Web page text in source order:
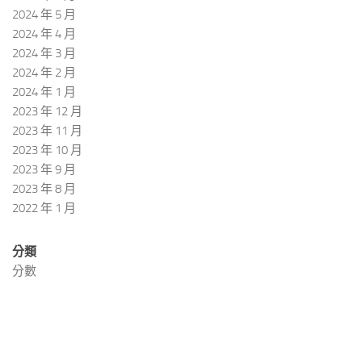
2024 年 5 月
2024 年 4 月
2024 年 3 月
2024 年 2 月
2024 年 1 月
2023 年 12 月
2023 年 11 月
2023 年 10 月
2023 年 9 月
2023 年 8 月
2022 年 1 月
分類
分數